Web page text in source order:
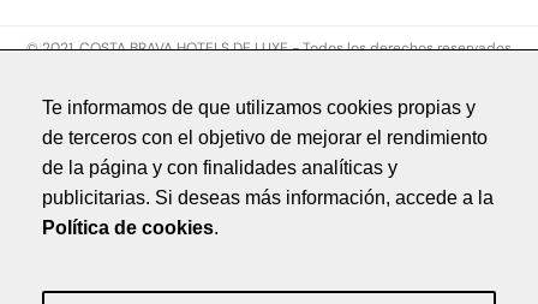
© 2021. COSTA BRAVA HOTELS DE LUXE - Todos los derechos reservados
Aviso legal
Política de privacidad
Política de cookies
by NEORG
Política de cookies
Te informamos de que utilizamos cookies propias y
de terceros con el objetivo de mejorar el rendimiento
de la página y con finalidades analíticas y
publicitarias. Si deseas más información, accede a la
Política de cookies.